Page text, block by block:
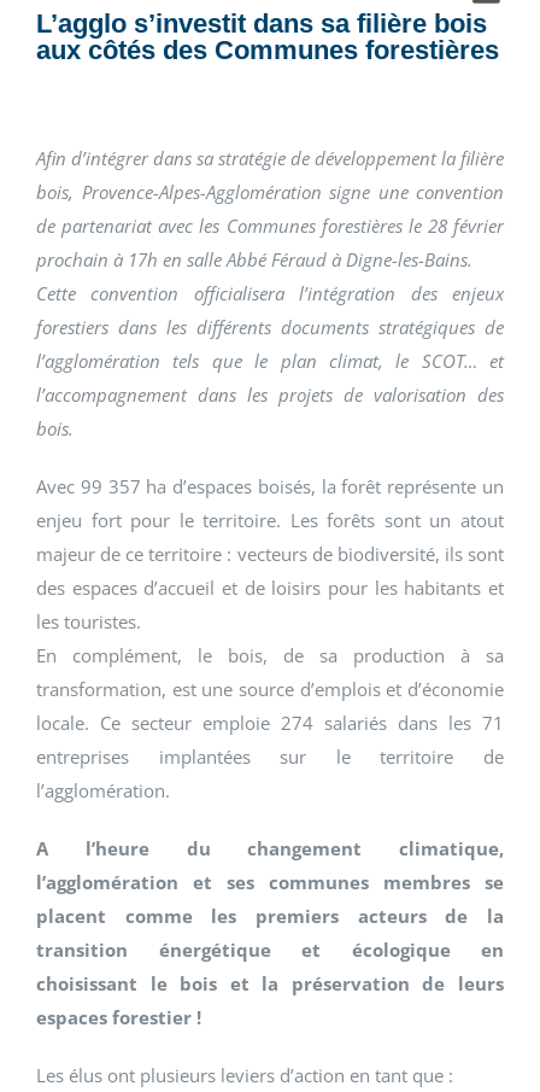
L’agglo s’investit dans sa filière bois
aux côtés des Communes forestières
Afin d’intégrer dans sa stratégie de développement la filière
bois, Provence-Alpes-Agglomération signe une convention
de partenariat avec les Communes forestières le 28 février
prochain à 17h en salle Abbé Féraud à Digne-les-Bains.
Cette convention officialisera l’intégration des enjeux
forestiers dans les différents documents stratégiques de
l’agglomération tels que le plan climat, le SCOT… et
l’accompagnement dans les projets de valorisation des
bois.
Avec 99 357 ha d’espaces boisés, la forêt représente un
enjeu fort pour le territoire. Les forêts sont un atout
majeur de ce territoire : vecteurs de biodiversité, ils sont
des espaces d’accueil et de loisirs pour les habitants et
les touristes.
En complément, le bois, de sa production à sa
transformation, est une source d’emplois et d’économie
locale. Ce secteur emploie 274 salariés dans les 71
entreprises implantées sur le territoire de
l’agglomération.
A l’heure du changement climatique,
l’agglomération et ses communes membres se
placent comme les premiers acteurs de la
transition énergétique et écologique en
choisissant le bois et la préservation de leurs
espaces forestier !
Les élus ont plusieurs leviers d’action en tant que :